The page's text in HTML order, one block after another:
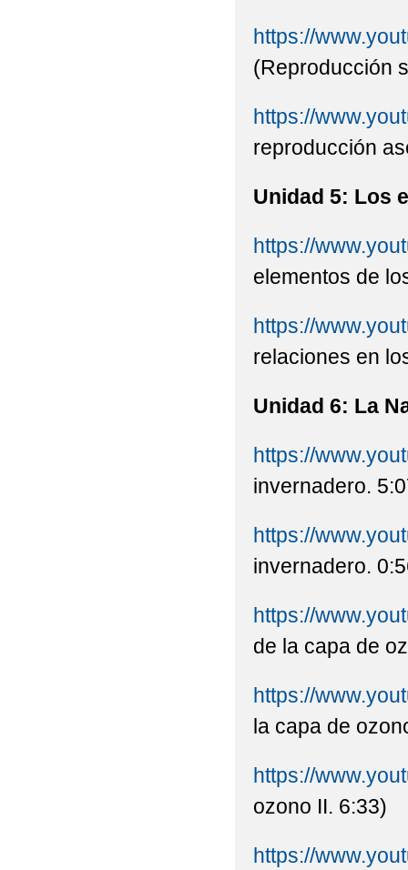
https://
(Reproducción
https://
reproducción
Unidad 5: Los
https://
elementos de
https://
relaciones en
Unidad 6: La
https://
invernadero.
https://
invernadero.
https://
de la capa de
https://
la capa de
https://
ozono II. 6:33)
https://